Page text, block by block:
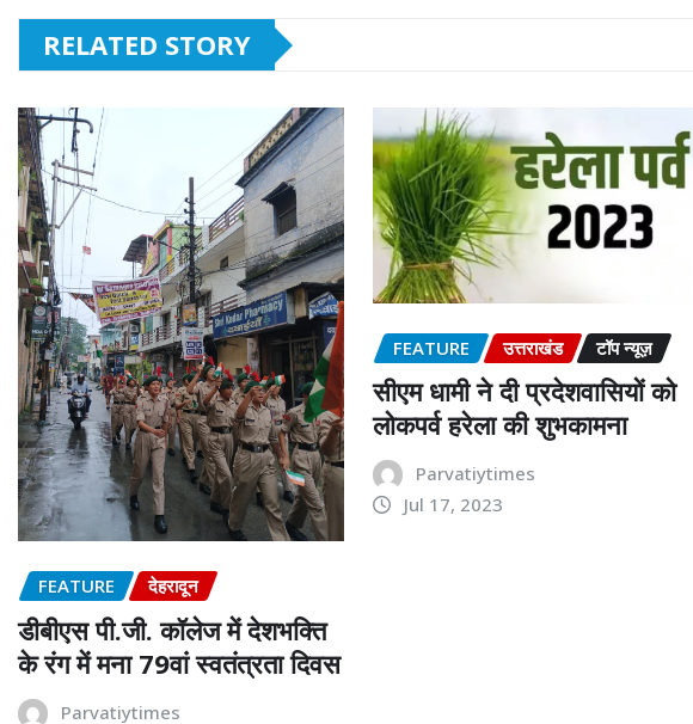
RELATED STORY
FEATURE देहरादून
डीबीएस पी.जी. कॉलेज में देशभक्ति
के रंग में मना 79वां स्वतंत्रता दिवस
Parvatiytimes
FEATURE उत्तराखंड टॉप न्यूज़
सीएम धामी ने दी प्रदेशवासियों को
लोकपर्व हरेला की शुभकामना
Parvatiytimes
Jul 17, 2023